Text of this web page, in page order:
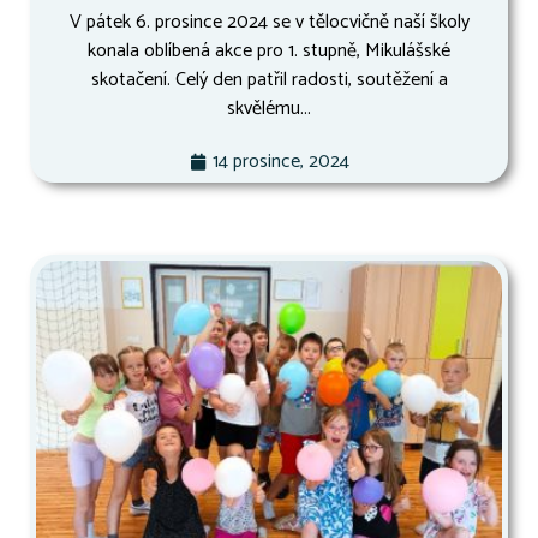
V pátek 6. prosince 2024 se v tělocvičně naší školy
konala oblíbená akce pro 1. stupně, Mikulášské
skotačení. Celý den patřil radosti, soutěžení a
skvělému...
14 prosince, 2024